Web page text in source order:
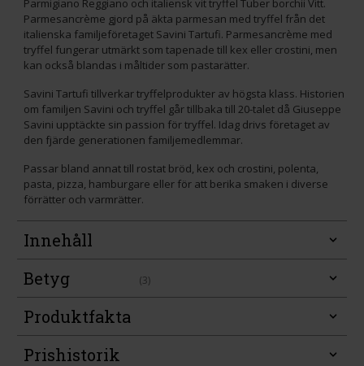
Parmigiano Reggiano och italiensk vit tryffel Tuber borchii Vitt.
Parmesancrème gjord på äkta parmesan med tryffel från det
italienska familjeföretaget Savini Tartufi. Parmesancrème med
tryffel fungerar utmärkt som tapenade till kex eller crostini, men
kan också blandas i måltider som pastarätter.
Savini Tartufi tillverkar tryffelprodukter av högsta klass. Historien
om familjen Savini och tryffel går tillbaka till 20-talet då Giuseppe
Savini upptäckte sin passion för tryffel. Idag drivs företaget av
den fjärde generationen familjemedlemmar.
Passar bland annat till rostat bröd, kex och crostini, polenta,
pasta, pizza, hamburgare eller för att berika smaken i diverse
förrätter och varmrätter.
Innehåll
Betyg
(3)
Produktfakta
Prishistorik